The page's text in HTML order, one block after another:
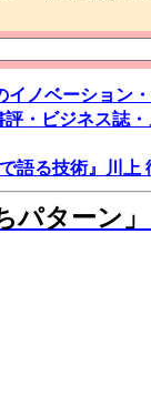
イノベーション
評・ビジネス誌
語る技術』川上
パターン